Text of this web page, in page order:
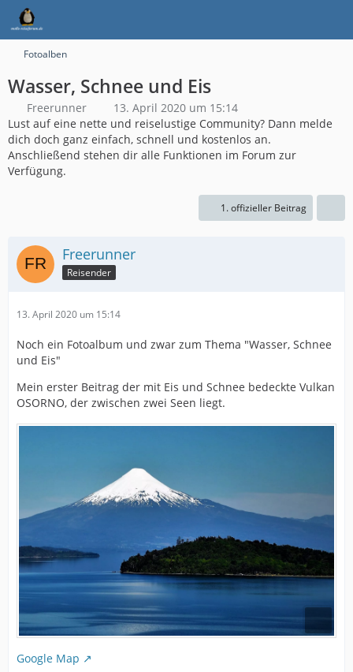
Fotoalben
Wasser, Schnee und Eis
Freerunner
13. April 2020 um 15:14
Lust auf eine nette und reiselustige Community? Dann melde
dich doch ganz einfach, schnell und kostenlos an.
Anschließend stehen dir alle Funktionen im Forum zur
Verfügung.
1. offizieller Beitrag
Freerunner
Reisender
13. April 2020 um 15:14
Noch ein Fotoalbum und zwar zum Thema "Wasser, Schnee
und Eis"
Mein erster Beitrag der mit Eis und Schnee bedeckte Vulkan
OSORNO, der zwischen zwei Seen liegt.
Google Map